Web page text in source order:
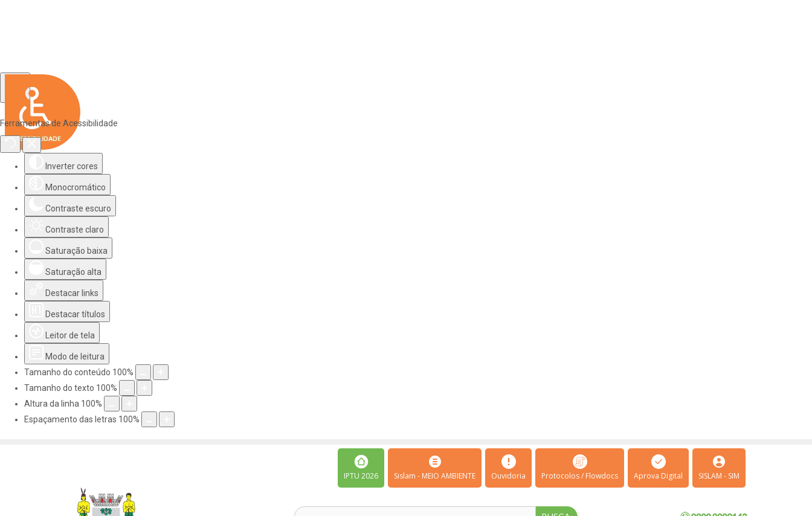
Ferramentas de Acessibilidade
Inverter cores
Monocromático
Contraste escuro
Contraste claro
Saturação baixa
Saturação alta
Destacar links
Destacar títulos
Leitor de tela
Modo de leitura
Tamanho do conteúdo 100%
Tamanho do texto 100%
Altura da linha 100%
Espaçamento das letras 100%
IPTU 2026 Sislam - MEIO AMBIENTE Ouvidoria Protocolos / Flowdocs Aprova Digital SISLAM - SIM